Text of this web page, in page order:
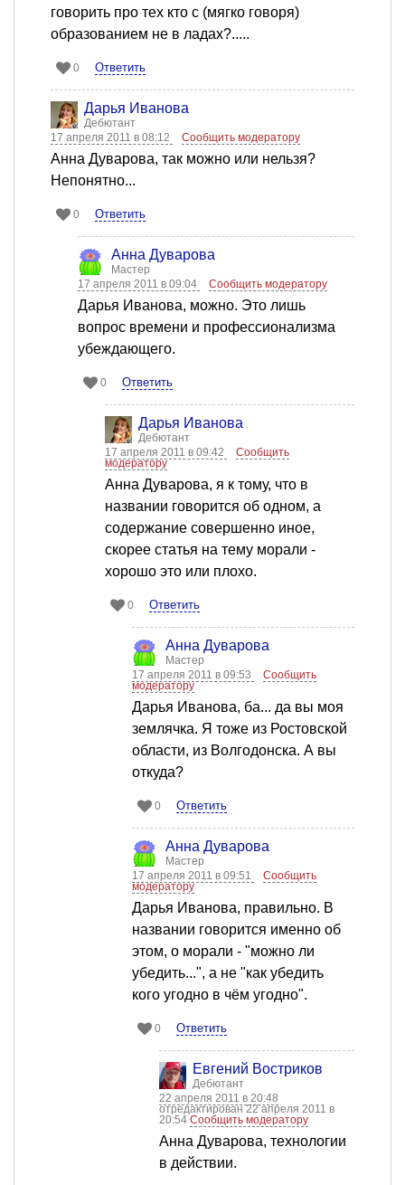
говорить про тех кто с (мягко говоря)
образованием не в ладах?.....
0 Ответить
Дарья Иванова
Дебютант
17 апреля 2011 в 08:12
Сообщить модератору
Анна Дуварова, так можно или нельзя?
Непонятно...
0 Ответить
Анна Дуварова
Мастер
17 апреля 2011 в 09:04
Сообщить модератору
Дарья Иванова, можно. Это лишь
вопрос времени и профессионализма
убеждающего.
0 Ответить
Дарья Иванова
Дебютант
17 апреля 2011 в 09:42
Сообщить
модератору
Анна Дуварова, я к тому, что в
названии говорится об одном, а
содержание совершенно иное,
скорее статья на тему морали -
хорошо это или плохо.
0 Ответить
Анна Дуварова
Мастер
17 апреля 2011 в 09:53
Сообщить
модератору
Дарья Иванова, ба... да вы моя
землячка. Я тоже из Ростовской
области, из Волгодонска. А вы
откуда?
0 Ответить
Анна Дуварова
Мастер
17 апреля 2011 в 09:51
Сообщить
модератору
Дарья Иванова, правильно. В
названии говорится именно об
этом, о морали - "можно ли
убедить...", а не "как убедить
кого угодно в чём угодно".
0 Ответить
Евгений Востриков
Дебютант
22 апреля 2011 в 20:48
отредактирован 22 апреля 2011 в
20:54 Сообщить модератору
Анна Дуварова, технологии
в действии.